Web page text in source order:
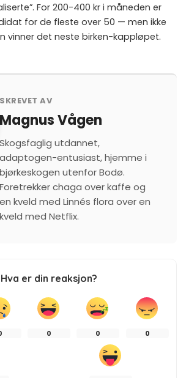
For 200-400 kr i måneden er
for de fleste over 50 — men ikke
vinner det neste birken-kappløpet.
SKREVET AV
Magnus Vågen
Skogsfaglig utdannet,
adaptogen-entusiast, hjemme i
bjørkeskogen utenfor Bodø.
Foretrekker chaga over kaffe og
en kveld med Linnés flora over en
kveld med Netflix.
Hva er din reaksjon?
0 0 0